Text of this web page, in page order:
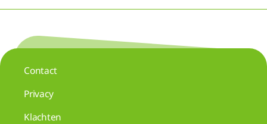
Contact
Privacy
Klachten